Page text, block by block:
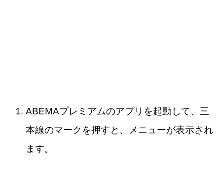
ABEMAプレミアムのアプリを起動して、三
本線のマークを押すと、メニューが表示され
ます。